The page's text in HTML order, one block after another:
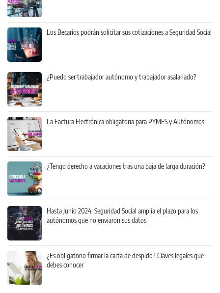
Los Becarios podrán solicitar sus cotizaciones a Seguridad Social
¿Puedo ser trabajador autónomo y trabajador asalariado?
La Factura Electrónica obligatoria para PYMES y Autónomos
¿Tengo derecho a vacaciones tras una baja de larga duración?
Hasta Junio 2024: Seguridad Social amplía el plazo para los
autónomos que no enviaron sus datos
¿Es obligatorio firmar la carta de despido? Claves legales que
debes conocer